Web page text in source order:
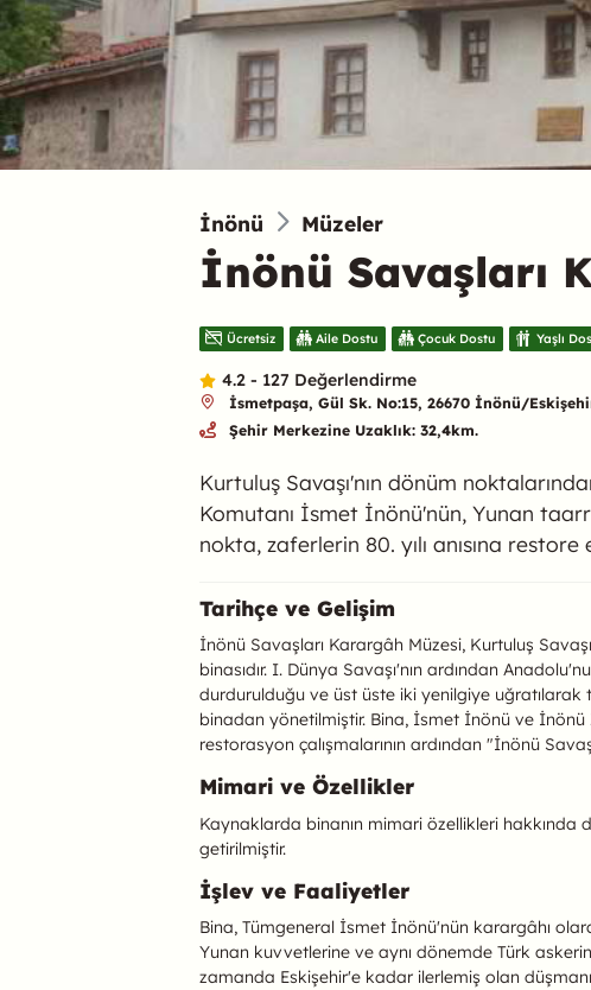
İnönü Müzeler
İnönü Savaşları
Kurtuluş Savaşı'nın dönüm
Komutanı İsmet İnönü'nün, Yunan
nokta, zaferlerin 80. yılı anısına
Ücretsiz Aile Dostu Çocuk Dostu Yaşlı
4.2 - 127 Değerlendirme
İsmetpaşa, Gül Sk. No:15, 26670 İnönü/
Şehir Merkezine Uzaklık: 32,4km.
İnönü Savaşları
Tarihçe ve Gelişim
İnönü Savaşları Karargâh Müzesi, Kurtuluş
binasıdır. I. Dünya Savaşı'nın ardından
durdurulduğu ve üst üste iki yenilgiye uğratılarak
binadan yönetilmiştir. Bina, İsmet İnönü ve İnönü
restorasyon çalışmalarının ardından "İnönü
Mimari ve Özellikler
Kaynaklarda binanın mimari özellikleri
getirilmiştir.
İşlev ve Faaliyetler
Bina, Tümgeneral İsmet İnönü'nün karargâhı
Yunan kuvvetlerine ve aynı dönemde Türk
zamanda Eskişehir'e kadar ilerlemiş olan